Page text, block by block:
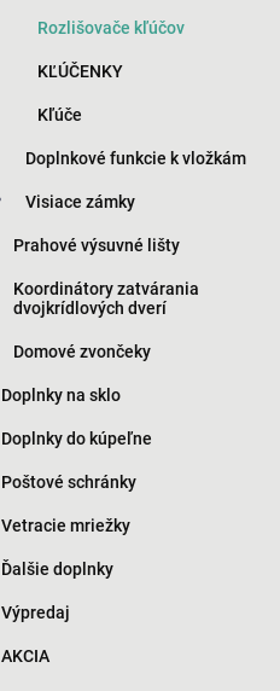
Rozlišovače kľúčov
KĽÚČENKY
Kľúče
Doplnkové funkcie k vložkám
Visiace zámky
Prahové výsuvné lišty
Koordinátory zatvárania
dvojkrídlových dverí
Domové zvončeky
Doplnky na sklo
Doplnky do kúpeľne
Poštové schránky
Vetracie mriežky
Ďalšie doplnky
Výpredaj
AKCIA